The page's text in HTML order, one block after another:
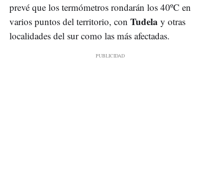
prevé que los termómetros rondarán los 40ºC en
varios puntos del territorio, con Tudela y otras
localidades del sur como las más afectadas.